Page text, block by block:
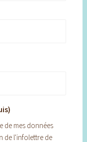
de mes données
de l'infolettre de